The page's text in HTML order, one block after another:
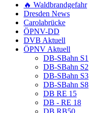
🔥 Waldbrandgefahr
Dresden News
Carolabrücke
ÖPNV-DD
DVB Aktuell
ÖPNV Aktuell
DB-SBahn S1
DB-SBahn S2
DB-SBahn S3
DB-SBahn S8
DB RE 15
DB - RE 18
DB RB50